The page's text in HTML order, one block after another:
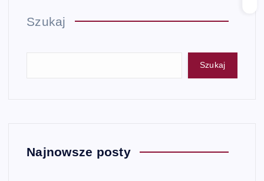
Szukaj
Szukaj
Najnowsze posty